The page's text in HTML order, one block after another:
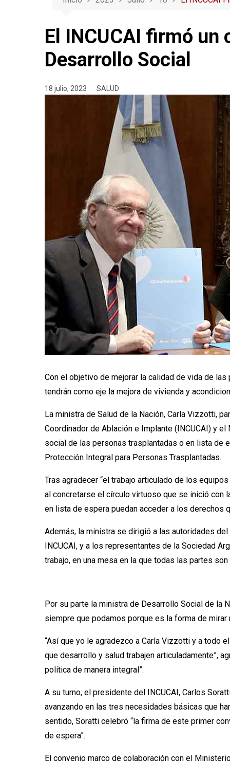
El INCUCAI firmó
Desarrollo Social
18 julio, 2023 SALUD
Con el objetivo de mejorar la calidad de vida de
tendrán como eje la mejora de vivienda y
La ministra de Salud de la Nación, Carla Vizzotti,
Coordinador de Ablación e Implante (INCUCAI) y
social de las personas trasplantadas o en lista de
Protección Integral para Personas Trasplantadas.
Tras agradecer “el trabajo articulado de los
al concretarse el círculo virtuoso que se inició con
en lista de espera puedan acceder a los derechos
Además, la ministra se dirigió a las autoridades
INCUCAI, y a los representantes de la Sociedad
trabajo, en una mesa en la que todas las partes
Por su parte la ministra de Desarrollo Social de la
siempre que podamos porque es la forma de
“Así que yo le agradezco a Carla Vizzotti y a todo
que desarrollo y salud trabajen articuladamente”,
política de manera integral”.
A su turno, el presidente del INCUCAI, Carlos
avanzando en las tres necesidades básicas que
sentido, Soratti celebró “la firma de este primer
de espera”.
El convenio marco de colaboración con el